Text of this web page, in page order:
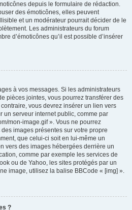
depuis le formulaire de rédaction.
des émoticônes, elles peuvent
et un modérateur pourrait décider de le
Les administrateurs du forum
d’émoticônes qu’il est possible d’insérer
à vos messages. Si les administrateurs
pièces jointes, vous pourrez transférer des
vous devrez insérer un lien vers
un serveur internet public, comme par
mon-image.gif ». Vous ne pourrez
images présentes sur votre propre
que celui-ci soit en lui-même un
vers des images hébergées derrière un
comme par exemple les services de
ou de Yahoo, les sites protégés par un
image, utilisez la balise BBCode « [img] ».
?